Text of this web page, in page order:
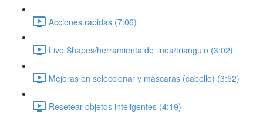
Acciones rápidas (7:06)
Live Shapes/herramienta de linea/triangulo (3:02)
Mejoras en seleccionar y mascaras (cabello) (3:52)
Resetear objetos inteligentes (4:19)